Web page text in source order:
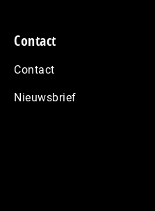
Contact
Contact
Nieuwsbrief